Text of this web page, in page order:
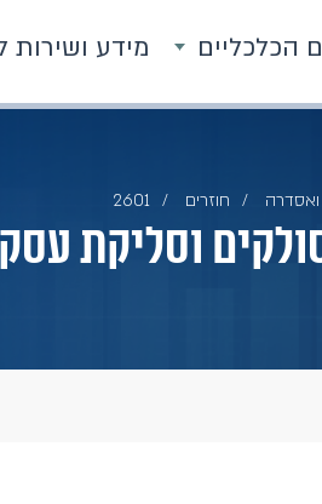
הכלכליים מידע ושירות
ואסדרה חוזרים 2601
וסליקת